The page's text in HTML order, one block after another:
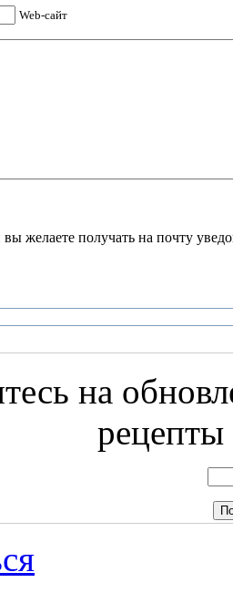
Web-сайт
вы желаете получать на почту
на
рецепты